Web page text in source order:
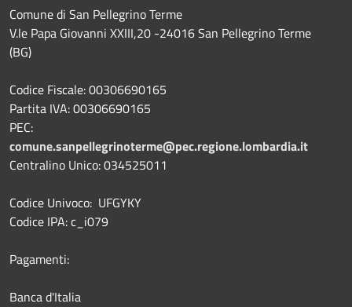
Comune di San Pellegrino Terme
V.le Papa Giovanni XXIII,20 -24016 San Pellegrino Terme
(BG)
Codice Fiscale: 00306690165
Partita IVA: 00306690165
PEC:
comune.sanpellegrinoterme@pec.regione.lombardia.it
Centralino Unico: 034525011
Codice Univoco: UFGYKY
Codice IPA: c_i079
Pagamenti:
Banca d'Italia